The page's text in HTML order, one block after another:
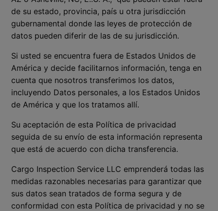
de su estado, provincia, país u otra jurisdicción
gubernamental donde las leyes de protección de
datos pueden diferir de las de su jurisdicción.
Si usted se encuentra fuera de Estados Unidos de
América y decide facilitarnos información, tenga en
cuenta que nosotros transferimos los datos,
incluyendo Datos personales, a los Estados Unidos
de América y que los tratamos allí.
Su aceptación de esta Política de privacidad
seguida de su envío de esta información representa
que está de acuerdo con dicha transferencia.
Cargo Inspection Service LLC emprenderá todas las
medidas razonables necesarias para garantizar que
sus datos sean tratados de forma segura y de
conformidad con esta Política de privacidad y no se